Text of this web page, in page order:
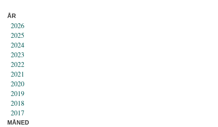
ÅR
2026
2025
2024
2023
2022
2021
2020
2019
2018
2017
MÅNED